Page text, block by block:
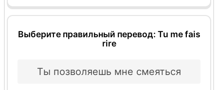
Выберите правильный перевод: Tu me fais
rire
Ты позволяешь мне смеяться